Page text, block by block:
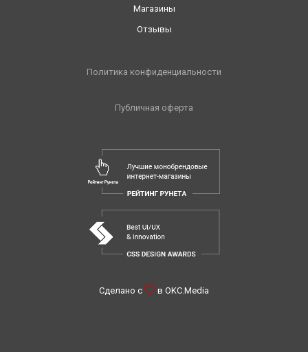
Магазины
Отзывы
Политика конфиденциальности
Публичная оферта
Сделано с в OKC.Media